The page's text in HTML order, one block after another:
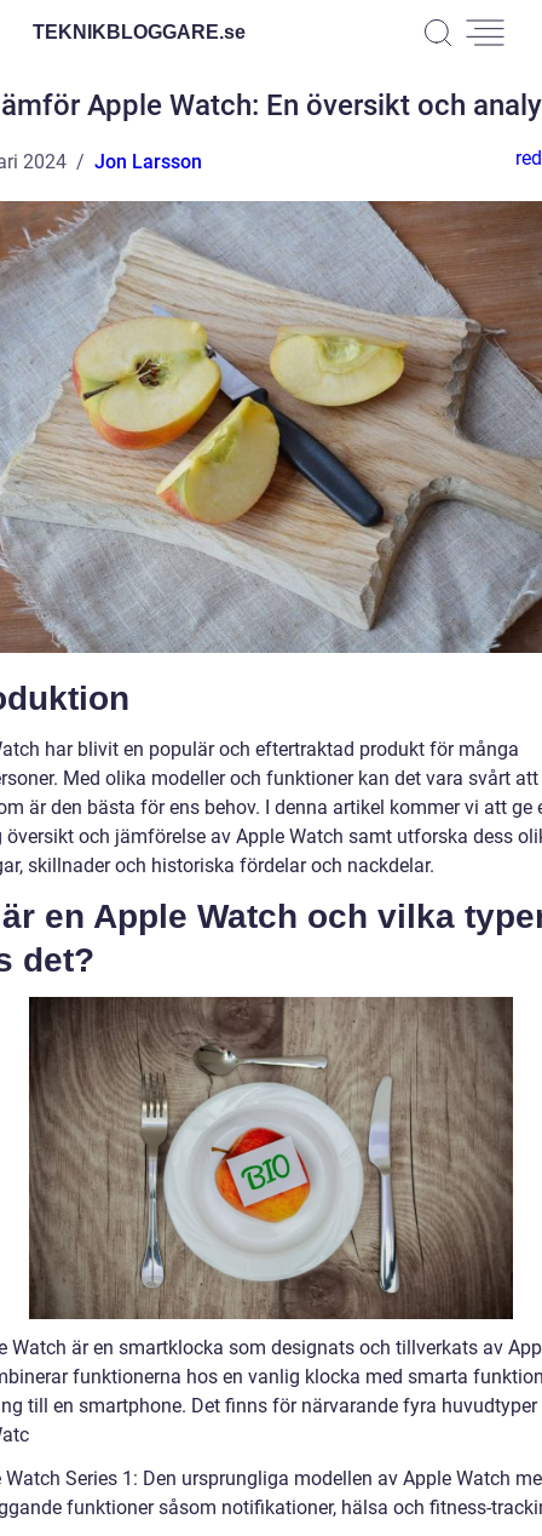
TEKNIKBLOGGARE.se
Apple Watch: En översikt och
2024 Jon Larsson
har blivit en populär och eftertraktad produkt för många
Med olika modeller och funktioner kan det vara svårt
är den bästa för ens behov. I denna artikel kommer vi att ge
översikt och jämförelse av Apple Watch samt utforska dess
skillnader och historiska fördelar och nackdelar.
en Apple Watch och vilka
det?
Watch är en smartklocka som designats och tillverkats av
funktionerna hos en vanlig klocka med smarta
till en smartphone. Det finns för närvarande fyra huvudtyper
Watch Series 1: Den ursprungliga modellen av Apple Watch
funktioner såsom notifikationer, hälsa och fitness-